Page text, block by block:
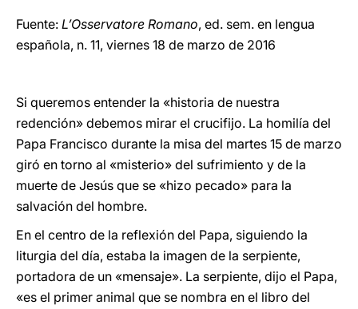
Fuente: L’Osservatore Romano, ed. sem. en lengua
española, n. 11, viernes 18 de marzo de 2016
Si queremos entender la «historia de nuestra
redención» debemos mirar el crucifijo. La homilía del
Papa Francisco durante la misa del martes 15 de marzo
giró en torno al «misterio» del sufrimiento y de la
muerte de Jesús que se «hizo pecado» para la
salvación del hombre.
En el centro de la reflexión del Papa, siguiendo la
liturgia del día, estaba la imagen de la serpiente,
portadora de un «mensaje». La serpiente, dijo el Papa,
«es el primer animal que se nombra en el libro del